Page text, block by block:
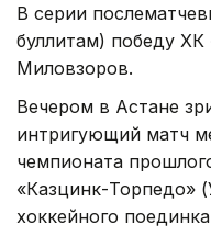
В серии
буллитам) победу
Миловзоров.
Вечером в Астане
интригующий матч
чемпионата
«Казцинк-Торпедо»
хоккейного